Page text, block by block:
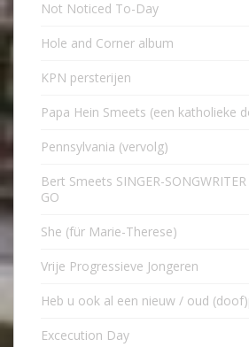
Not Noticed To-Day
Hole and Corner album
KPN persterijen
Papa Hein Smeets (een katholieke
Pennsylvania (vervolg)
Bert Smeets SINGER-
GO
She (für Marie-Therese)
Vrije Progressieve Jongeren
Heb u ook al een nieuw / oud
Excecution Day